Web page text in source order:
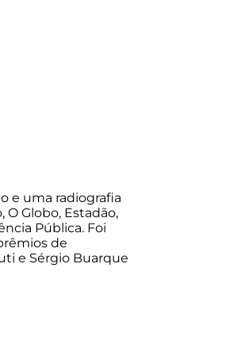
e uma radiografia
Globo, Estadão,
Pública. Foi
de
e Sérgio Buarque